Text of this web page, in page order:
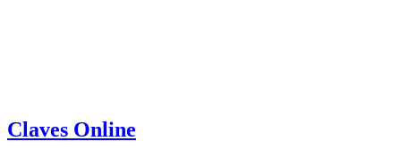
Claves Online